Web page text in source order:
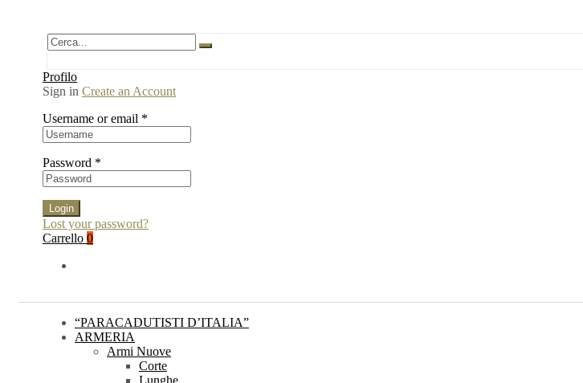
Profilo
Sign in Create an Account
Username or email *
Password *
Login
Lost your password?
Carrello 0
“PARACADUTISTI D’ITALIA”
ARMERIA
Armi Nuove
Corte